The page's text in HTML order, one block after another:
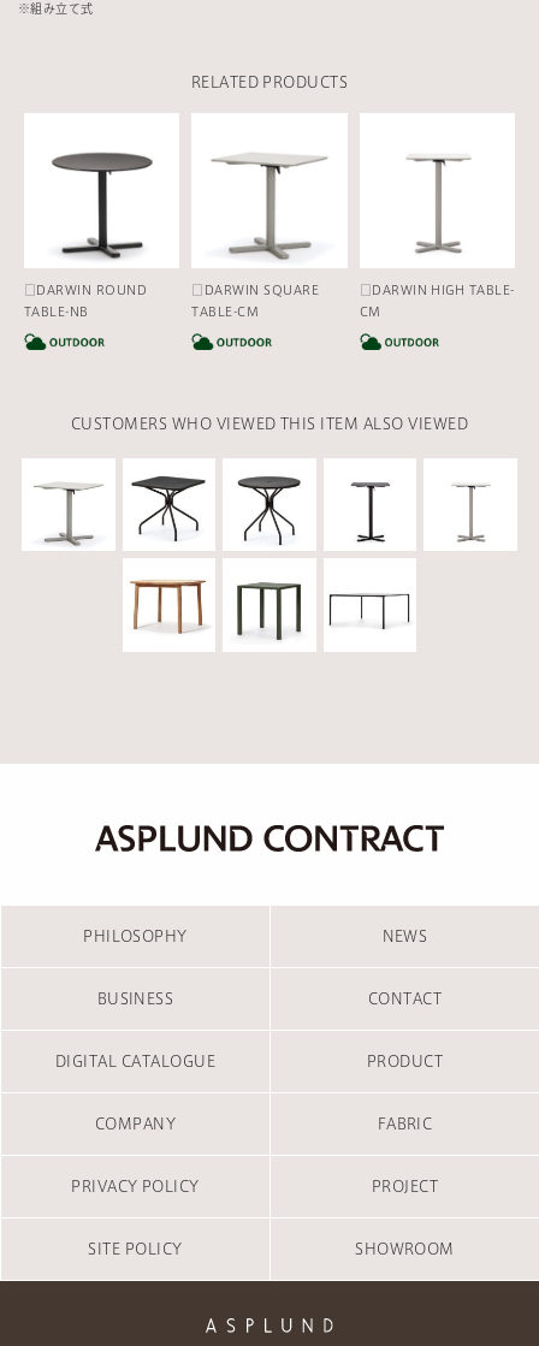
※組み立て式
RELATED PRODUCTS
□DARWIN ROUND
TABLE-NB
CATEGORY
□DARWIN SQUARE
TABLE-CM
CATEGORY
□DARWIN HIGH TABLE-
CM
CUSTOMERS WHO VIEWED THIS ITEM ALSO VIEWED
PHILOSOPHY NEWS
BUSINESS CONTACT
DIGITAL CATALOGUE PRODUCT
COMPANY FABRIC
PRIVACY POLICY PROJECT
SITE POLICY SHOWROOM